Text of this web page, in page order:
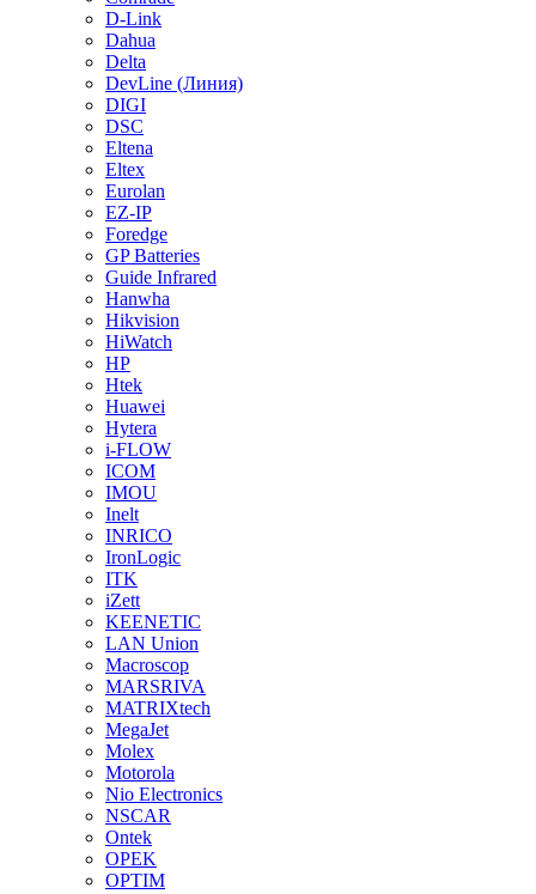
D-Link
Dahua
Delta
DevLine (Линия)
DIGI
DSC
Eltena
Eltex
Eurolan
EZ-IP
Foredge
GP Batteries
Guide Infrared
Hanwha
Hikvision
HiWatch
HP
Htek
Huawei
Hytera
i-FLOW
ICOM
IMOU
Inelt
INRICO
IronLogic
ITK
iZett
KEENETIC
LAN Union
Macroscop
MARSRIVA
MATRIXtech
MegaJet
Molex
Motorola
Nio Electronics
NSCAR
Ontek
OPEK
OPTIM